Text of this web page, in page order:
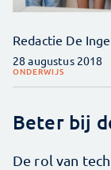
Redactie De
28 augustus 2018
ONDERWIJS
Beter bij
De rol van